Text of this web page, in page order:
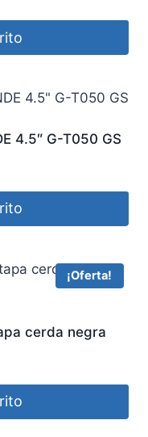
4.5″ G-T050 GS
¡Oferta!
cerda negra